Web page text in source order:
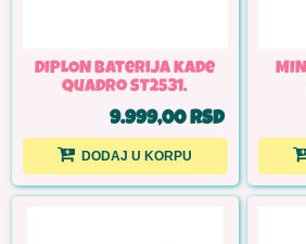
DIPLON Baterija kade
quadro ST2531.
9.999,00 RSD
DODAJ U KORPU